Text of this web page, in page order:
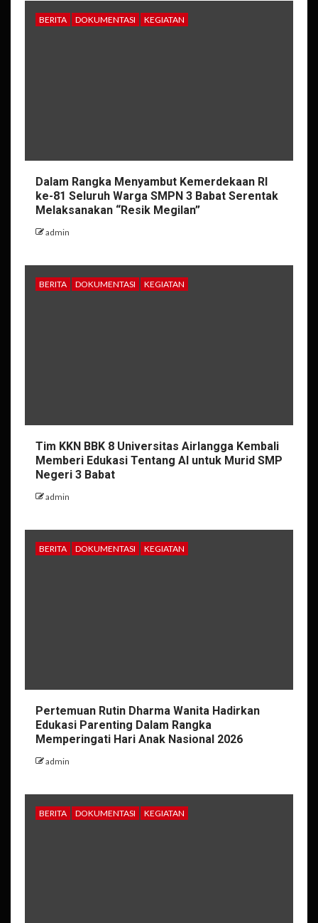
BERITA DOKUMENTASI KEGIATAN
Dalam Rangka Menyambut Kemerdekaan RI
ke-81 Seluruh Warga SMPN 3 Babat Serentak
Melaksanakan “Resik Megilan”
admin
BERITA DOKUMENTASI KEGIATAN
Tim KKN BBK 8 Universitas Airlangga Kembali
Memberi Edukasi Tentang AI untuk Murid SMP
Negeri 3 Babat
admin
BERITA DOKUMENTASI KEGIATAN
Pertemuan Rutin Dharma Wanita Hadirkan
Edukasi Parenting Dalam Rangka
Memperingati Hari Anak Nasional 2026
admin
BERITA DOKUMENTASI KEGIATAN